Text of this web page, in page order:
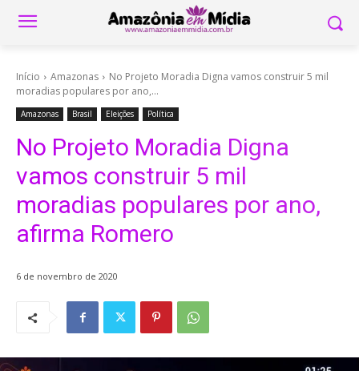
Início Amazonas
No Projeto Moradia Digna vamos construir 5 mil
moradias populares por ano,...
Amazonas Brasil Eleições Política
No Projeto Moradia Digna
vamos construir 5 mil
moradias populares por ano,
afirma Romero
6 de novembro de 2020